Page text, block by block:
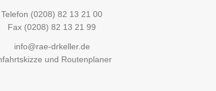
Telefon (0208) 82 13 21 00
Fax (0208) 82 13 21 99
info@rae-drkeller.de
und Routenplaner